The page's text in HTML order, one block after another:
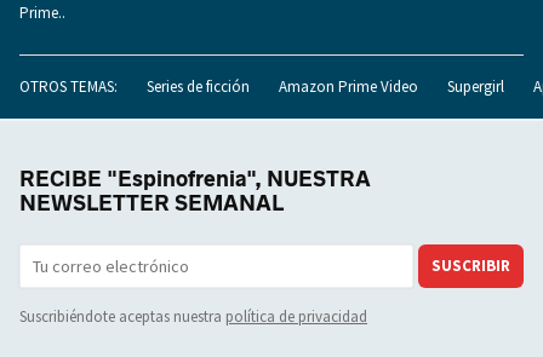
Prime..
OTROS TEMAS: Series de ficción Amazon Prime Video Supergirl
RECIBE "Espinofrenia", NUESTRA
NEWSLETTER SEMANAL
SUSCRIBIR
Suscribiéndote aceptas nuestra política de privacidad